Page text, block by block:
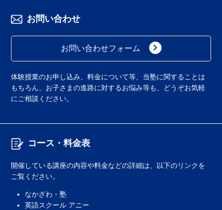
お問い合わせ
お問い合わせフォーム keyboard_arrow_right
体験授業のお申し込み、料金について等、当塾に関することは
もちろん、お子さまの進路に対するお悩み等も、どうぞお気軽
にご相談ください。
コース・料金表
開催している講座の内容や料金などの詳細は、以下のリンクを
ご覧ください。
なかざわ・塾
英語スクール アニー